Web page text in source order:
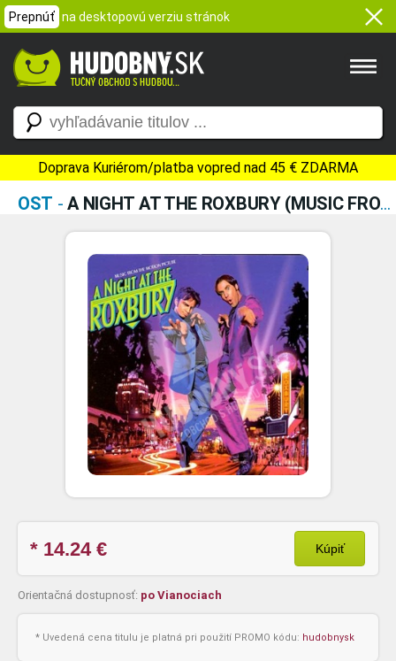
Prepnúť na desktopovú verziu stránok
Doprava Kuriérom/platba vopred nad 45 € ZDARMA
OST -A NIGHT AT THE ROXBURY (MUSIC FROM THE MOTION PICTURE)
* 14.24€ Kúpiť
Orientačná dostupnosť: po Vianociach
* Uvedená cena titulu je platná pri použití PROMO kódu: hudobnysk